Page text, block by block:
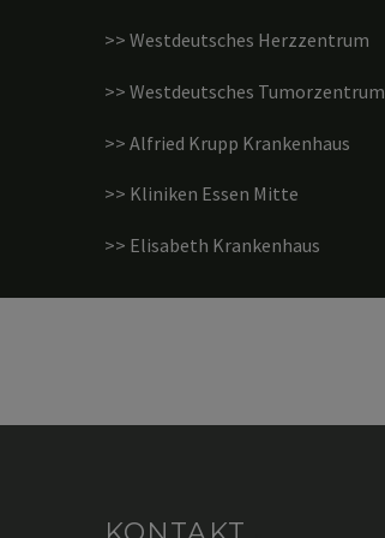
>> Westdeutsches Herzzentrum
>> Westdeutsches Tumorzentrum
>> Alfried Krupp Krankenhaus
>> Kliniken Essen Mitte
>> Elisabeth Krankenhaus